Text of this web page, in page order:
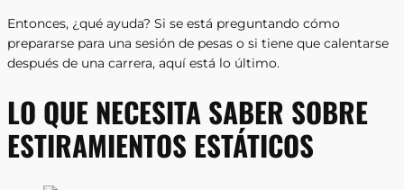
Entonces, ¿qué ayuda? Si se está preguntando cómo
prepararse para una sesión de pesas o si tiene que calentarse
después de una carrera, aquí está lo último.
LO QUE NECESITA SABER SOBRE
ESTIRAMIENTOS ESTÁTICOS